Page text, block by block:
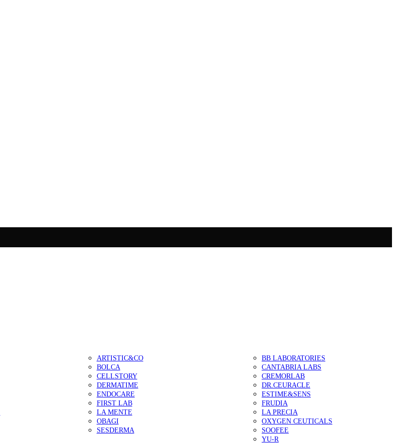
ARTISTIC&CO
BB LABORATORIES
BOLCA
CANTABRIA LABS
CELLSTORY
CREMORLAB
DERMATIME
DR.CEURACLE
ENDOCARE
ESTIME&SENS
FIRST LAB
FRUDIA
LA MENTE
LA PRECIA
OBAGI
OXYGEN CEUTICALS
SESDERMA
SOOFEE
YU-R